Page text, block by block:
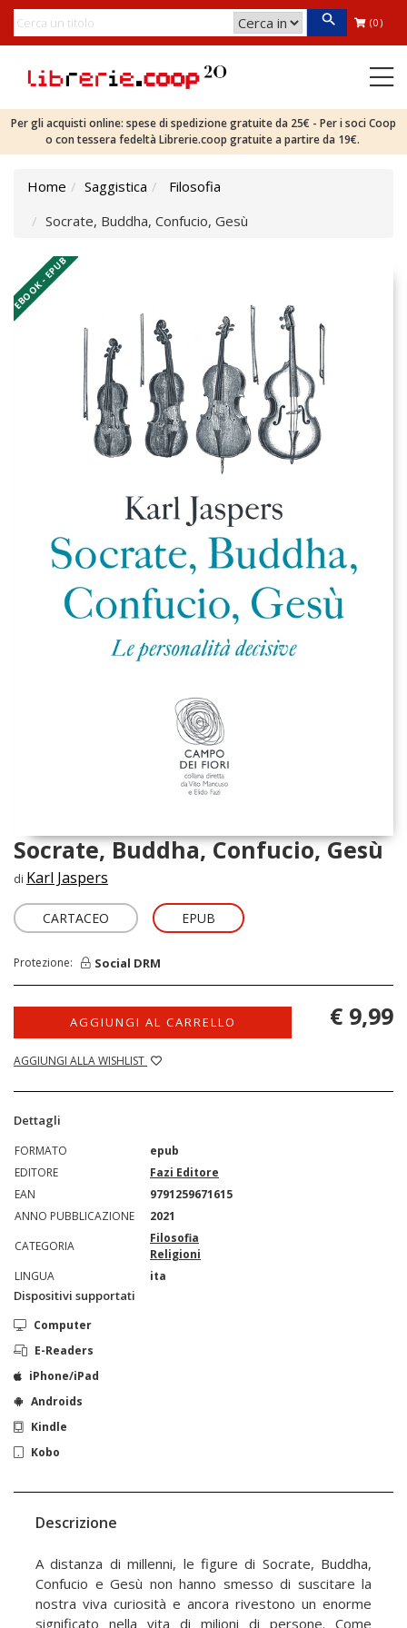
(0)
Per gli acquisti online: spese di spedizione gratuite da 25€ - Per i soci Coop
o con tessera fedeltà Librerie.coop gratuite a partire da 19€.
Home Saggistica
Filosofia
Socrate, Buddha, Confucio, Gesù
EBOOK - EPUB
Socrate, Buddha, Confucio, Gesù
di Karl Jaspers
CARTACEO EPUB
Protezione: Social DRM
AGGIUNGI AL CARRELLO
AGGIUNGI ALLA WISHLIST
€ 9,99
Dettagli
FORMATO
epub
EDITORE
Fazi Editore
EAN
9791259671615
ANNO PUBBLICAZIONE
2021
CATEGORIA
Filosofia
Religioni
LINGUA
ita
Dispositivi supportati
Computer
E-Readers
iPhone/iPad
Androids
Kindle
Kobo
Descrizione
A distanza di millenni, le figure di Socrate, Buddha,
Confucio e Gesù non hanno smesso di suscitare la
nostra viva curiosità e ancora rivestono un enorme
significato nella vita di milioni di persone. Come